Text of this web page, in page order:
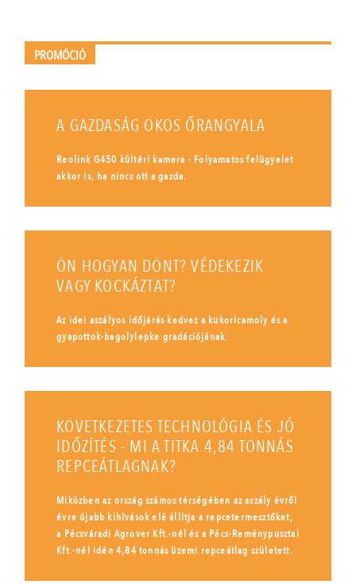
PROMÓCIÓ
A GAZDASÁG OKOS ŐRANGYALA
Reolink G450 kültéri kamera - Folyamatos felügyelet
akkor is, ha nincs ott a gazda.
ÖN HOGYAN DÖNT? VÉDEKEZIK
VAGY KOCKÁZTAT?
Az idei aszályos időjárás kedvez a kukoricamoly és a
gyapottok-bagolylepke gradációjának.
KÖVETKEZETES TECHNOLÓGIA ÉS JÓ
IDŐZÍTÉS - MI A TITKA 4,84 TONNÁS
REPCEÁTLAGNAK?
Miközben az ország számos térségében az aszály évről
évre újabb kihívások elé állítja a repcetermesztőket,
a Pécsváradi Agrover Kft.-nél és a Pécs-Reménypusztai
Kft.-nél idén 4,84 tonnás üzemi repceátlag született.